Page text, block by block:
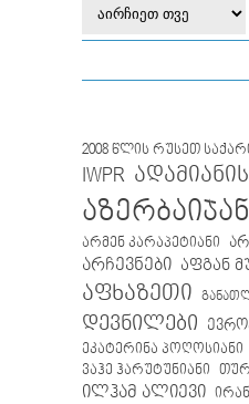
2008 წლის რუსეთ
IWPR
არმენ კარაპეტიანი
არჩევნები აფგან
აფხაზეთი
დევნილები
ეკატერინა პოღოსიანი
ვაჰე ჰარუტუნიანი
ილჰამ ალიევი